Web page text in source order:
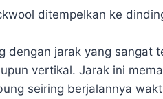
ditempelkan ke
dengan jarak yang sangat
vertikal. Jarak ini
seiring berjalannya